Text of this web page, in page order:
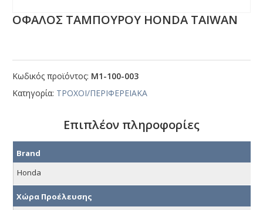
ΟΦΑΛΟΣ ΤΑΜΠΟΥΡΟΥ ΗΟΝDΑ ΤΑΙWΑΝ
Κωδικός προϊόντος: Μ1-100-003
Κατηγορία: ΤΡΟΧΟΙ/ΠΕΡΙΦΕΡΕΙΑΚΑ
Επιπλέον πληροφορίες
Brand
Honda
Χώρα Προέλευσης